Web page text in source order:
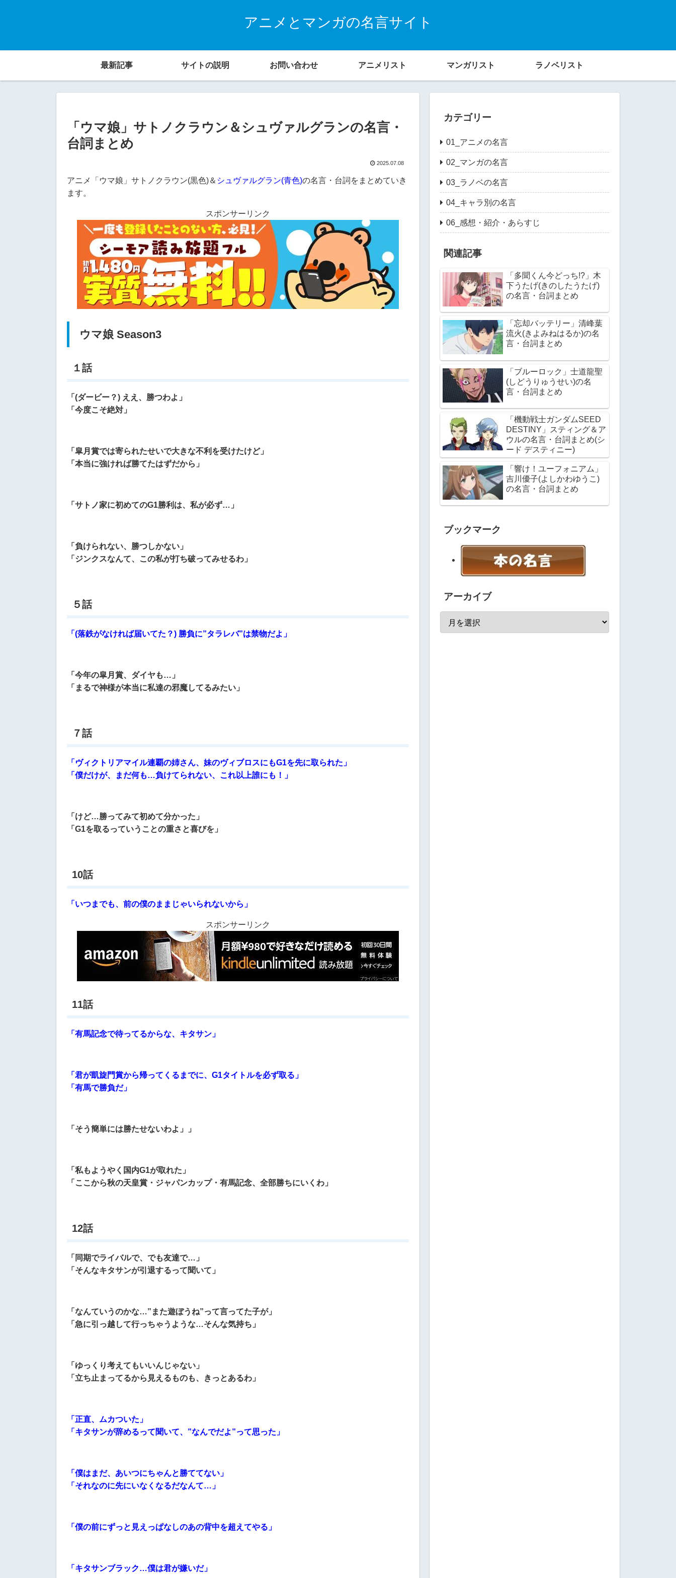
アニメとマンガの名言サイト
最新記事 サイトの説明 お問い合わせ アニメリスト マンガリスト ラノベリスト
「ウマ娘」サトノクラウン＆シュヴァルグランの名言・
台詞まとめ
2025.07.08
アニメ「ウマ娘」サトノクラウン(黒色)＆ シュヴァルグラン(青色)の名言・台詞をまとめていき
ます。
スポンサーリンク
ウマ娘 Season3
１話
「(ダービー？) ええ、勝つわよ」
「今度こそ絶対」
「皐月賞では寄られたせいで大きな不利を受けたけど」
「本当に強ければ勝てたはずだから」
「サトノ家に初めてのG1勝利は、私が必ず…」
「負けられない、勝つしかない」
「ジンクスなんて、この私が打ち破ってみせるわ」
５話
「(落鉄がなければ届いてた？) 勝負に”タラレバ”は禁物だよ」
「今年の皐月賞、ダイヤも…」
「まるで神様が本当に私達の邪魔してるみたい」
７話
「ヴィクトリアマイル連覇の姉さん、妹のヴィブロスにもG1を先に取られた」
「僕だけが、まだ何も…負けてられない、これ以上誰にも！」
「けど…勝ってみて初めて分かった」
「G1を取るっていうことの重さと喜びを」
10話
「いつまでも、前の僕のままじゃいられないから」
スポンサーリンク
11話
「有馬記念で待ってるからな、キタサン」
「君が凱旋門賞から帰ってくるまでに、G1タイトルを必ず取る」
「有馬で勝負だ」
「そう簡単には勝たせないわよ」」
「私もようやく国内G1が取れた」
「ここから秋の天皇賞・ジャパンカップ・有馬記念、全部勝ちにいくわ」
12話
「同期でライバルで、でも友達で…」
「そんなキタサンが引退するって聞いて」
「なんていうのかな…”また遊ぼうね”って言ってた子が」
「急に引っ越して行っちゃうような…そんな気持ち」
「ゆっくり考えてもいいんじゃない」
「立ち止まってるから見えるものも、きっとあるわ」
「正直、ムカついた」
「キタサンが辞めるって聞いて、”なんでだよ”って思った」
「僕はまだ、あいつにちゃんと勝ててない」
「それなのに先にいなくなるだなんて…」
「僕の前にずっと見えっぱなしのあの背中を超えてやる」
「キタサンブラック…僕は君が嫌いだ」
カテゴリー
01_アニメの名言
02_マンガの名言
03_ラノベの名言
04_キャラ別の名言
06_感想・紹介・あらすじ
関連記事
「多聞くん今どっち!?」木
下うたげ(きのしたうたげ)
の名言・台詞まとめ
「忘却バッテリー」清峰葉
流火(きよみねはるか)の名
言・台詞まとめ
「ブルーロック」士道龍聖
(しどうりゅうせい)の名
言・台詞まとめ
「機動戦士ガンダムSEED
DESTINY」スティング＆ア
ウルの名言・台詞まとめ(シ
ード デスティニー)
「響け！ユーフォニアム」
吉川優子(よしかわゆうこ)
の名言・台詞まとめ
ブックマーク
アーカイブ